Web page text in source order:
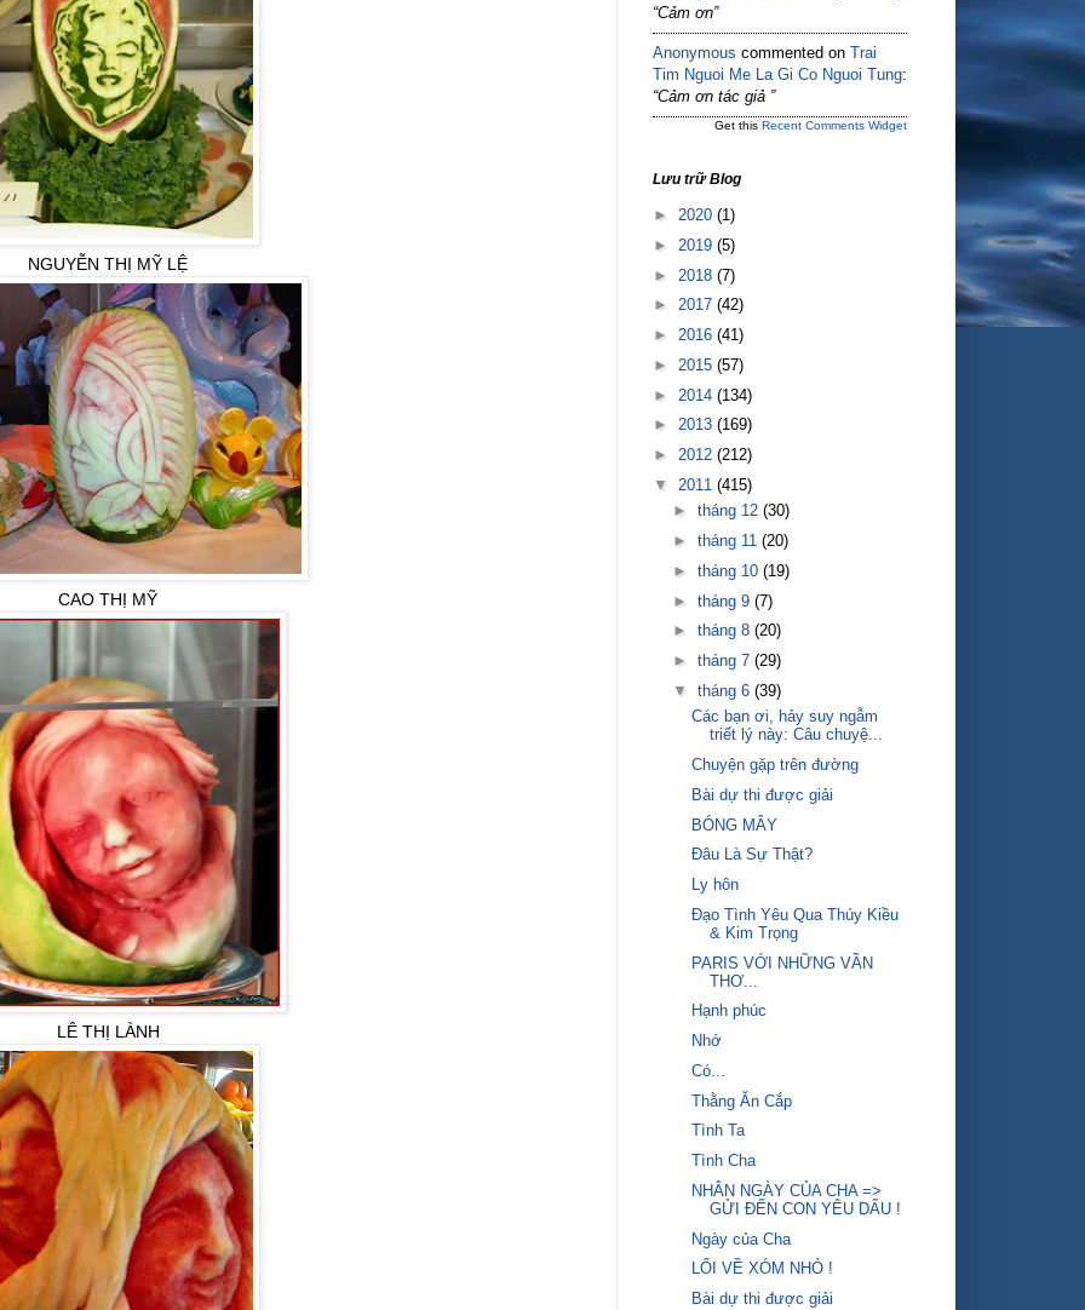
NGUYỄN THỊ MỸ LỆ
CAO THỊ MỸ
LÊ THỊ LÀNH
“Cảm ơn”
Anonymous commented on Trai
Tim Nguoi Me La Gi Co Nguoi Tung:
“Cảm ơn tác giả ”
Get this Recent Comments Widget
Lưu trữ Blog
► 2020 (1)
► 2019 (5)
► 2018 (7)
► 2017 (42)
► 2016 (41)
► 2015 (57)
► 2014 (134)
► 2013 (169)
► 2012 (212)
▼ 2011 (415)
► tháng 12 (30)
► tháng 11 (20)
► tháng 10 (19)
► tháng 9 (7)
► tháng 8 (20)
► tháng 7 (29)
▼ tháng 6 (39)
Các bạn ơi, hảy suy ngẫm
triết lý này: Câu chuyệ...
Chuyện gặp trên đường
Bài dự thi được giải
BÓNG MÂY
Đâu Là Sự Thật?
Ly hôn
Đạo Tình Yêu Qua Thúy Kiều
& Kim Trọng
PARIS VỚI NHỮNG VẦN
THƠ...
Hạnh phúc
Nhớ
Có...
Thằng Ăn Cắp
Tình Ta
Tình Cha
NHÂN NGÀY CỦA CHA =>
GỬI ĐẾN CON YÊU DẤU !
Ngày của Cha
LỐI VỀ XÓM NHỎ !
Bài dự thi được giải